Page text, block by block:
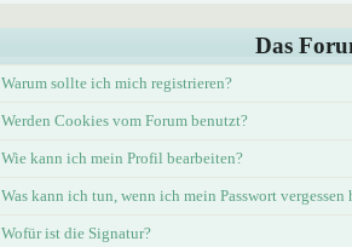
Das
Warum sollte ich mich registrieren?
Werden Cookies vom Forum benutzt?
Wie kann ich mein Profil bearbeiten?
Was kann ich tun, wenn ich mein Passwort vergessen
Wofür ist die Signatur?